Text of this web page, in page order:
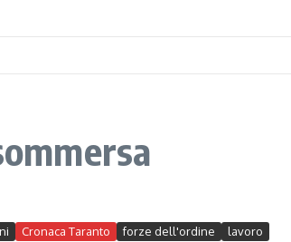
Cronaca Taranto forze dell'ordine lavoro